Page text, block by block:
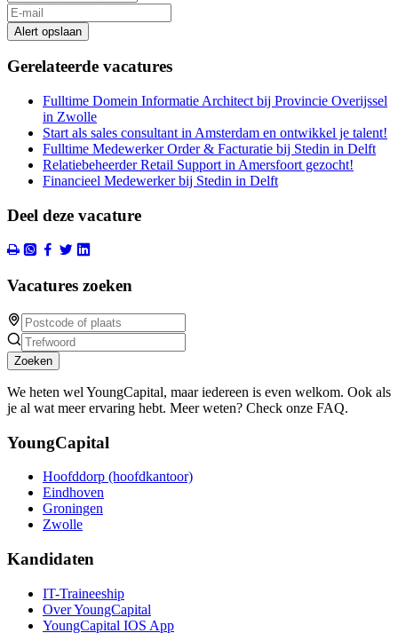
Alert opslaan
Gerelateerde vacatures
Fulltime Domein Informatie Architect bij Provincie Overijssel
in Zwolle
Start als sales consultant in Amsterdam en ontwikkel je talent!
Fulltime Medewerker Order & Facturatie bij Stedin in Delft
Relatiebeheerder Retail Support in Amersfoort gezocht!
Financieel Medewerker bij Stedin in Delft
Deel deze vacature
Vacatures zoeken
Zoeken
We heten wel YoungCapital, maar iedereen is even welkom. Ook als
je al wat meer ervaring hebt. Meer weten? Check onze FAQ.
YoungCapital
Hoofddorp (hoofdkantoor)
Eindhoven
Groningen
Zwolle
Kandidaten
IT-Traineeship
Over YoungCapital
YoungCapital IOS App